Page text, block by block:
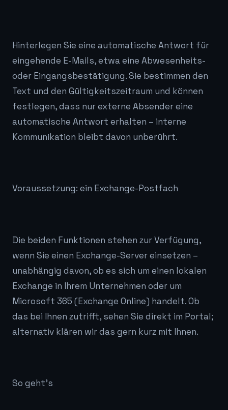
Hinterlegen Sie eine automatische Antwort für
eingehende E-Mails, etwa eine Abwesenheits-
oder Eingangsbestätigung. Sie bestimmen den
Text und den Gültigkeitszeitraum und können
festlegen, dass nur externe Absender eine
automatische Antwort erhalten – interne
Kommunikation bleibt davon unberührt.
Voraussetzung: ein Exchange-Postfach
Die beiden Funktionen stehen zur Verfügung,
wenn Sie einen Exchange-Server einsetzen –
unabhängig davon, ob es sich um einen lokalen
Exchange in Ihrem Unternehmen oder um
Microsoft 365 (Exchange Online) handelt. Ob
das bei Ihnen zutrifft, sehen Sie direkt im Portal;
alternativ klären wir das gern kurz mit Ihnen.
So geht's